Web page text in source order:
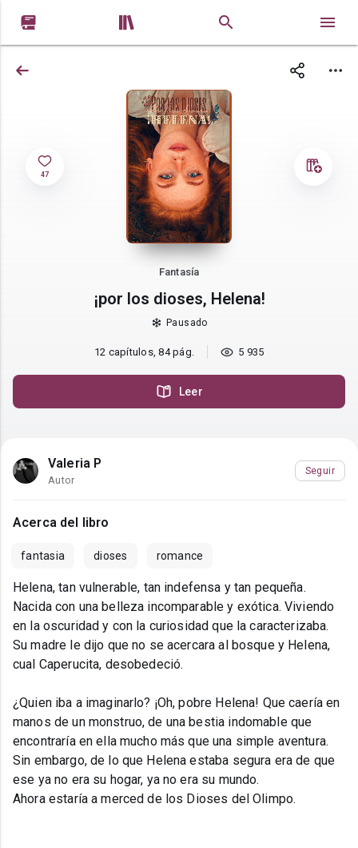
 
47
Fantasía
¡por los dioses, Helena!
Pausado
12 capítulos, 84 pág. 5 935
Leer
Valeria P
Autor
Seguir
Acerca del libro
fantasia dioses romance
Helena, tan vulnerable, tan indefensa y tan pequeña.
Nacida con una belleza incomparable y exótica. Viviendo
en la oscuridad y con la curiosidad que la caracterizaba.
Su madre le dijo que no se acercara al bosque y Helena,
cual Caperucita, desobedeció.
¿Quien iba a imaginarlo? ¡Oh, pobre Helena! Que caería en
manos de un monstruo, de una bestia indomable que
encontraría en ella mucho más que una simple aventura.
Sin embargo, de lo que Helena estaba segura era de que
ese ya no era su hogar, ya no era su mundo.
Ahora estaría a merced de los Dioses del Olimpo.